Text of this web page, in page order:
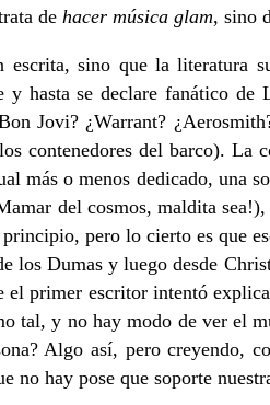
de hacer música glam, sino
sino que la literatura
hasta se declare fanático
Jovi? ¿Warrant?
contenedores del barco). La
más o menos dedicado, una
del cosmos, maldita
pero lo cierto es que
los Dumas y luego desde
primer escritor intentó
tal, y no hay modo de ver el
Algo así, pero
no hay pose que soporte